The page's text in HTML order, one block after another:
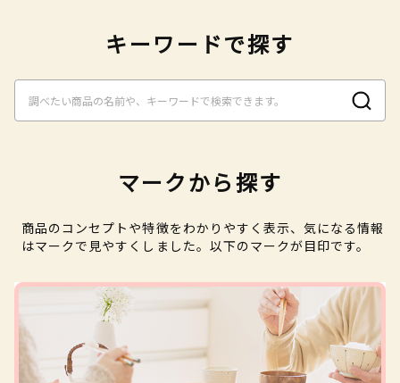
キーワードで探す
マークから探す
商品のコンセプトや特徴をわかりやすく表示、気になる情報
はマークで見やすくしました。以下のマークが目印です。